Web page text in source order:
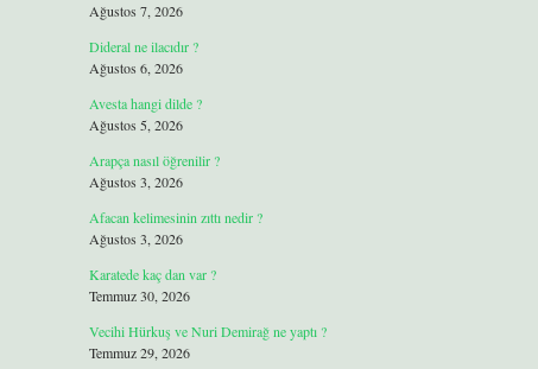
Ağustos 7, 2026
Dideral ne ilacıdır ?
Ağustos 6, 2026
Avesta hangi dilde ?
Ağustos 5, 2026
Arapça nasıl öğrenilir ?
Ağustos 3, 2026
Afacan kelimesinin zıttı nedir ?
Ağustos 3, 2026
Karatede kaç dan var ?
Temmuz 30, 2026
Vecihi Hürkuş ve Nuri Demirağ ne yaptı ?
Temmuz 29, 2026